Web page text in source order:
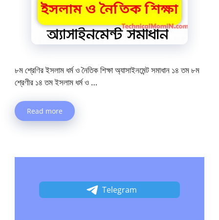
৮ম শ্রেণির ইসলাম ধর্ম ও নৈতিক শিক্ষা অ্যাসাইনমেন্ট সমাধান ১৪ তম ৮ম
শ্রেণীর ১৪ তম ইসলাম ধর্ম ও …
Read more
Telegram